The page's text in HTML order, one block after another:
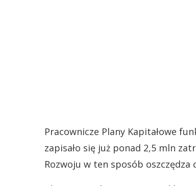
Pracownicze Plany Kapitałowe
zapisało się już ponad 2,5 mln
Rozwoju w ten sposób